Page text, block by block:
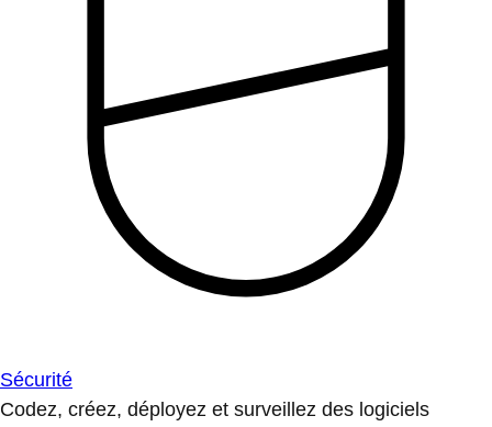
Sécurité
Codez, créez, déployez et surveillez des logiciels